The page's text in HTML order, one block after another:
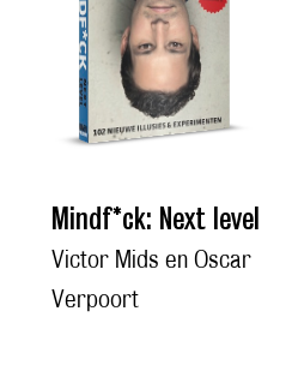
Mindf*ck: Next level
Victor Mids en Oscar
Verpoort